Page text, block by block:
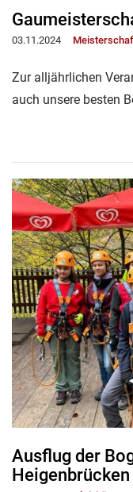
03.11.2024
Zur alljährlichen
auch unsere besten
Ausflug der
Heigenbrücken